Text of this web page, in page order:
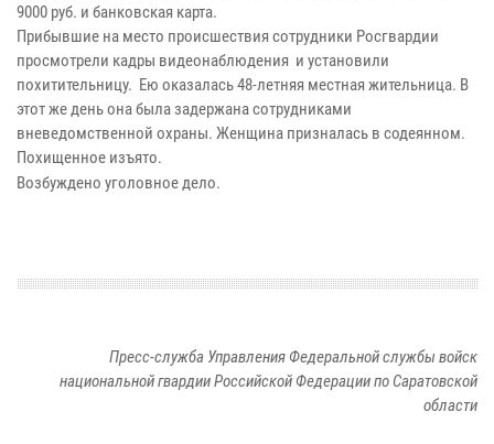
9000 руб. и банковская карта.
Прибывшие на место происшествия сотрудники Росгвардии
просмотрели кадры видеонаблюдения и установили
похитительницу. Ею оказалась 48-летняя местная жительница. В
этот же день она была задержана сотрудниками
вневедомственной охраны. Женщина призналась в содеянном.
Похищенное изъято.
Возбуждено уголовное дело.
Пресс-служба Управления Федеральной службы войск
национальной гвардии Российской Федерации по Саратовской
области